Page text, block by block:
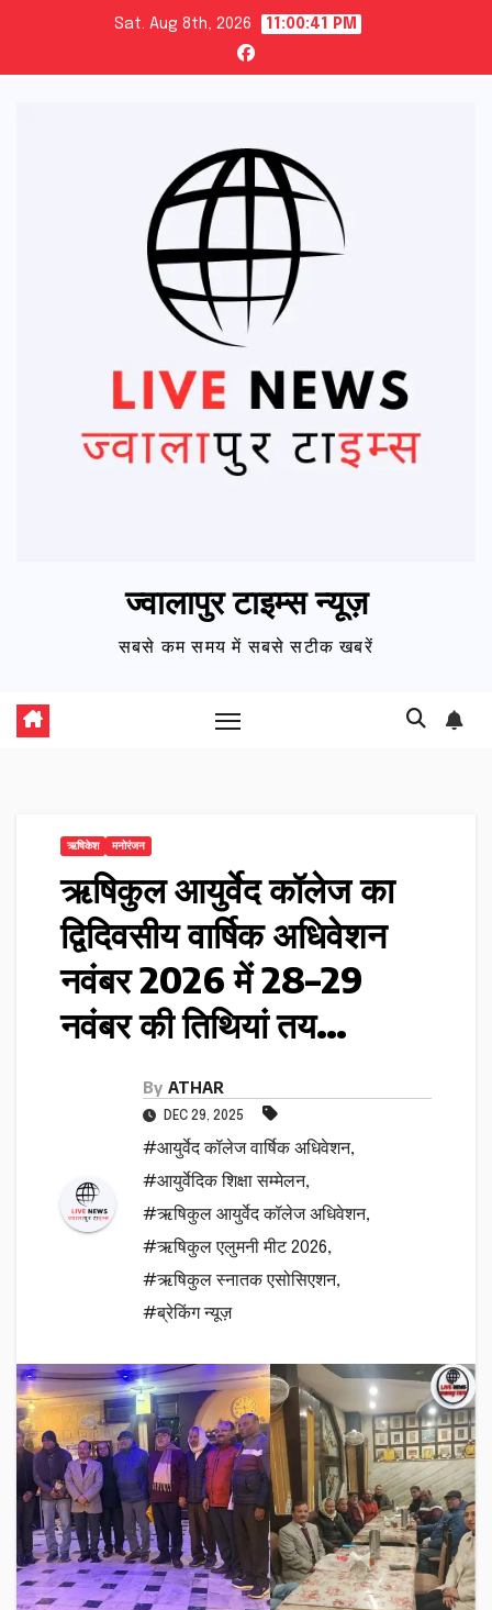
content
Sat. Aug 8th, 2026 11:00:42 PM
ज्वालापुर टाइम्स न्यूज़
सबसे कम समय में सबसे सटीक खबरें
ऋषिकेश मनोरंजन
ऋषिकुल आयुर्वेद कॉलेज का
द्विदिवसीय वार्षिक अधिवेशन
नवंबर 2026 में 28–29
नवंबर की तिथियां तय…
By ATHAR
DEC 29, 2025
#आयुर्वेद कॉलेज वार्षिक अधिवेशन,
#आयुर्वेदिक शिक्षा सम्मेलन,
#ऋषिकुल आयुर्वेद कॉलेज अधिवेशन,
#ऋषिकुल एलुमनी मीट 2026,
#ऋषिकुल स्नातक एसोसिएशन,
#ब्रेकिंग न्यूज़